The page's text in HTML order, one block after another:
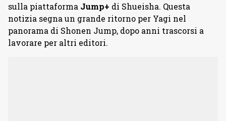
sulla piattaforma Jump+ di Shueisha. Questa
notizia segna un grande ritorno per Yagi nel
panorama di Shonen Jump, dopo anni trascorsi a
lavorare per altri editori.